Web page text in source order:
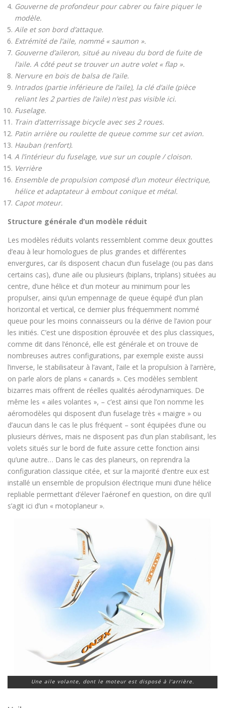
Gouverne de profondeur pour cabrer ou faire piquer le
modèle.
Aile et son bord d’attaque.
Extrémité de l’aile, nommé « saumon ».
Gouverne d’aileron, situé au niveau du bord de fuite de
l’aile. A côté peut se trouver un autre volet « flap ».
Nervure en bois de balsa de l’aile.
Intrados (partie inférieure de l’aile), la clé d’aile (pièce
reliant les 2 parties de l’aile) n’est pas visible ici.
Fuselage.
Train d’atterrissage bicycle avec ses 2 roues.
Patin arrière ou roulette de queue comme sur cet avion.
Hauban (renfort).
A l’intérieur du fuselage, vue sur un couple / cloison.
Verrière
Ensemble de propulsion composé d’un moteur électrique,
hélice et adaptateur à embout conique et métal.
Capot moteur.
Structure générale d’un modèle réduit
Les modèles réduits volants ressemblent comme deux gouttes
d’eau à leur homologues de plus grandes et différentes
envergures, car ils disposent chacun d’un fuselage (ou pas dans
certains cas), d’une aile ou plusieurs (biplans, triplans) situées au
centre, d’une hélice et d’un moteur au minimum pour les
propulser, ainsi qu’un empennage de queue équipé d’un plan
horizontal et vertical, ce dernier plus fréquemment nommé
queue pour les moins connaisseurs ou la dérive de l’avion pour
les initiés. C’est une disposition éprouvée et des plus classiques,
comme dit dans l’énoncé, elle est générale et on trouve de
nombreuses autres configurations, par exemple existe aussi
l’inverse, le stabilisateur à l’avant, l’aile et la propulsion à l’arrière,
on parle alors de plans « canards ». Ces modèles semblent
bizarres mais offrent de réelles qualités aérodynamiques. De
même les « ailes volantes », – c’est ainsi que l’on nomme les
aéromodèles qui disposent d’un fuselage très « maigre » ou
d’aucun dans le cas le plus fréquent – sont équipées d’une ou
plusieurs dérives, mais ne disposent pas d’un plan stabilisant, les
volets situés sur le bord de fuite assure cette fonction ainsi
qu’une autre… Dans le cas des planeurs, on reprendra la
configuration classique citée, et sur la majorité d’entre eux est
installé un ensemble de propulsion électrique muni d’une hélice
repliable permettant d’élever l’aéronef en question, on dire qu’il
s’agit ici d’un « motoplaneur ».
Une aile volante, dont le moteur est disposé à l’arrière.